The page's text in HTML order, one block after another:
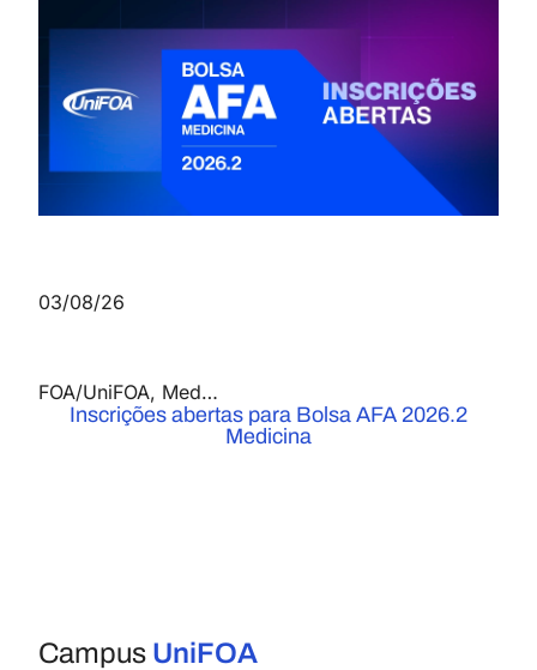
03/08/26
FOA/UniFOA, Medicina
Inscrições abertas para Bolsa AFA 2026.2
Medicina
Campus UniFOA